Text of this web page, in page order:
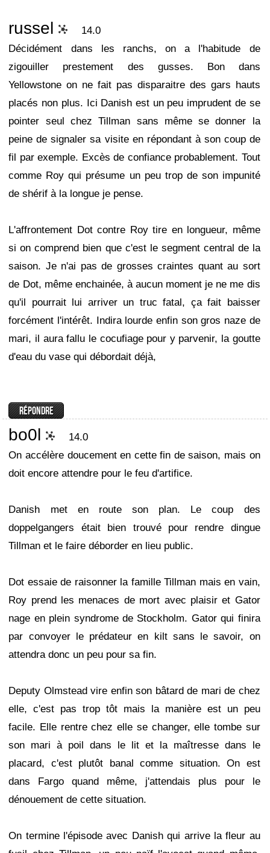
russel
14.0
Décidément dans les ranchs, on a l'habitude de
zigouiller prestement des gusses. Bon dans
Yellowstone on ne fait pas disparaitre des gars hauts
placés non plus. Ici Danish est un peu imprudent de se
pointer seul chez Tillman sans même se donner la
peine de signaler sa visite en répondant à son coup de
fil par exemple. Excès de confiance probablement. Tout
comme Roy qui présume un peu trop de son impunité
de shérif à la longue je pense.
L'affrontement Dot contre Roy tire en longueur, même
si on comprend bien que c'est le segment central de la
saison. Je n'ai pas de grosses craintes quant au sort
de Dot, même enchainée, à aucun moment je ne me dis
qu'il pourrait lui arriver un truc fatal, ça fait baisser
forcément l'intérêt. Indira lourde enfin son gros naze de
mari, il aura fallu le cocufiage pour y parvenir, la goutte
d'eau du vase qui débordait déjà,
bo0l
14.0
On accélère doucement en cette fin de saison, mais on
doit encore attendre pour le feu d'artifice.
Danish met en route son plan. Le coup des
doppelgangers était bien trouvé pour rendre dingue
Tillman et le faire déborder en lieu public.
Dot essaie de raisonner la famille Tillman mais en vain,
Roy prend les menaces de mort avec plaisir et Gator
nage en plein syndrome de Stockholm. Gator qui finira
par convoyer le prédateur en kilt sans le savoir, on
attendra donc un peu pour sa fin.
Deputy Olmstead vire enfin son bâtard de mari de chez
elle, c'est pas trop tôt mais la manière est un peu
facile. Elle rentre chez elle se changer, elle tombe sur
son mari à poil dans le lit et la maîtresse dans le
placard, c'est plutôt banal comme situation. On est
dans Fargo quand même, j'attendais plus pour le
dénouement de cette situation.
On termine l'épisode avec Danish qui arrive la fleur au